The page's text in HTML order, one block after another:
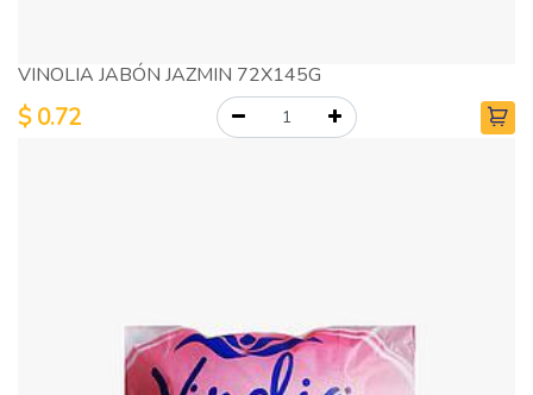
VINOLIA JABÓN JAZMIN 72X145G
$0.72